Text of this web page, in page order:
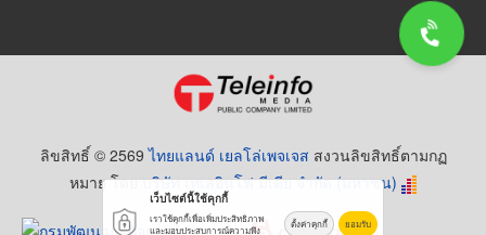
ลิขสิทธิ์ © 2569ไทยแลนด์ เยลโล่เพจเจส สงวนลิขสิทธิ์ตามกฏ
หมาย โดยบริษัท เทเลอินโฟ มีเดีย จำกัด (มหาชน)
เว็บไซต์นี้ใช้คุกกี้
เราใช้คุกกี้เพื่อเพิ่มประสิทธิภาพ
และมอบประสบการณ์ความพึง
ตั้งค่าคุกกี้ ยอมรับ